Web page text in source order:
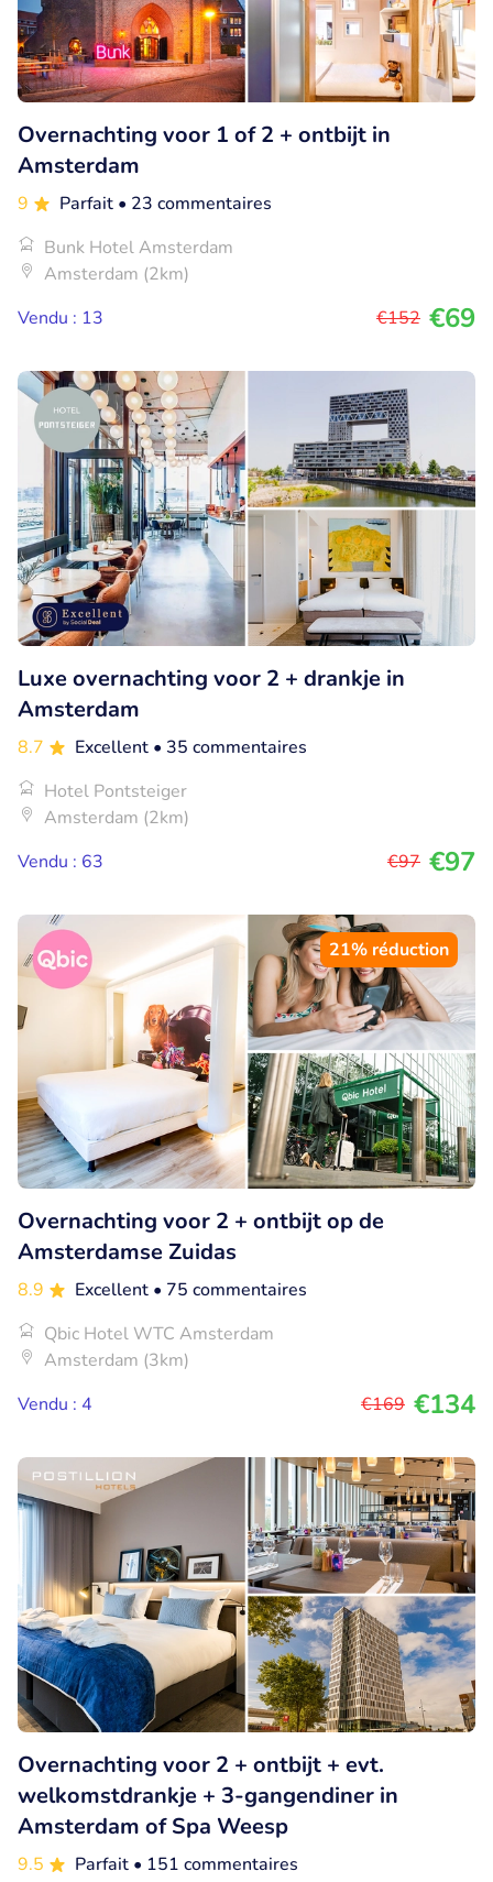
Overnachting voor 1 of 2 + ontbijt in
Amsterdam
9 Parfait • 23 commentaires
Bunk Hotel Amsterdam
Amsterdam (2km)
Vendu : 13
€152 €69
Luxe overnachting voor 2 + drankje in
Amsterdam
8.7 Excellent • 35 commentaires
Hotel Pontsteiger
Amsterdam (2km)
Vendu : 63
€97 €97
21% réduction
Overnachting voor 2 + ontbijt op de
Amsterdamse Zuidas
8.9 Excellent • 75 commentaires
Qbic Hotel WTC Amsterdam
Amsterdam (3km)
Vendu : 4
€169 €134
Overnachting voor 2 + ontbijt + evt.
welkomstdrankje + 3-gangendiner in
Amsterdam of Spa Weesp
9.5 Parfait • 151 commentaires